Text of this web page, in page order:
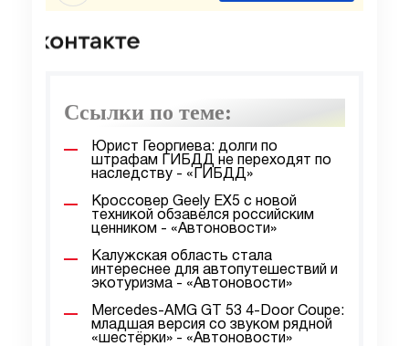
Ссылки по теме:
Юрист Георгиева: долги по
штрафам ГИБДД не переходят по
наследству - «ГИБДД»
Кроссовер Geely EX5 с новой
техникой обзавёлся российским
ценником - «Автоновости»
Калужская область стала
интереснее для автопутешествий и
экотуризма - «Автоновости»
Mercedes-AMG GT 53 4-Door Coupe:
младшая версия со звуком рядной
«шестёрки» - «Автоновости»